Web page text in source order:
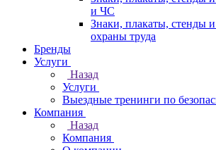
и ЧС
Знаки, плакаты, стенды и
охраны труда
Бренды
Услуги
Назад
Услуги
Выездные тренинги по
Компания
Назад
Компания